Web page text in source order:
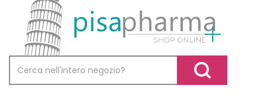
Prodotto
Cerca Prodotto